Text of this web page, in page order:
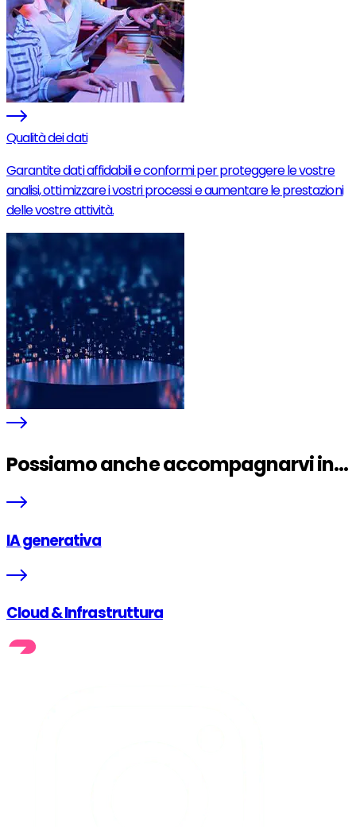
Qualità dei dati
Garantite dati affidabili e conformi per proteggere le vostre
analisi, ottimizzare i vostri processi e aumentare le prestazioni
delle vostre attività.
Possiamo anche accompagnarvi in...
IA generativa
Cloud & Infrastruttura